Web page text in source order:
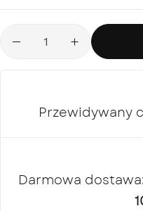
Przewidywany
Darmowa dostawa: